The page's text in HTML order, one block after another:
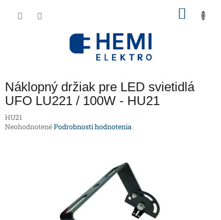
Náklopný držiak pre LED svietidlá
UFO LU221 / 100W - HU21
HU21
Priemerné
NeohodnotenéPodrobnosti hodnotenia